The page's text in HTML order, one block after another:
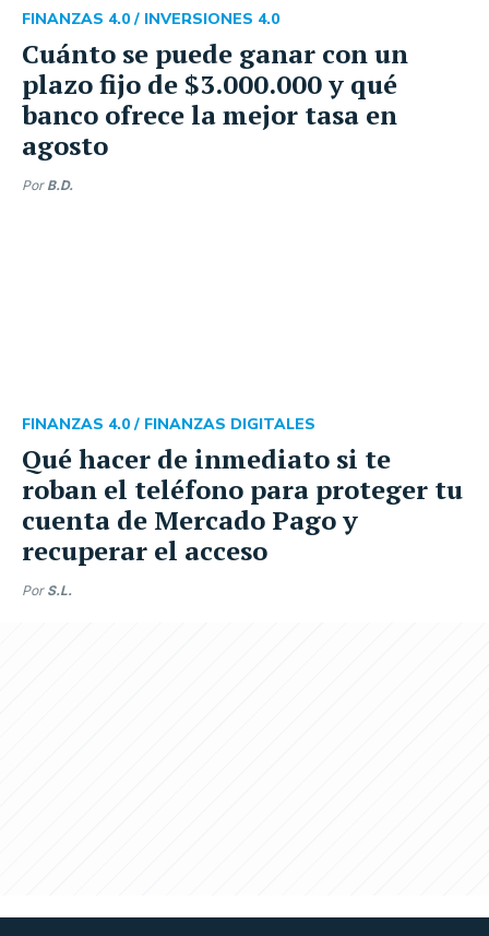
Cuánto se puede ganar con un
plazo fijo de $3.000.000 y qué
banco ofrece la mejor tasa en
agosto
FINANZAS 4.0 / INVERSIONES 4.0
Por B.D.
Qué hacer de inmediato si te
roban el teléfono para proteger tu
cuenta de Mercado Pago y
recuperar el acceso
FINANZAS 4.0 / FINANZAS DIGITALES
Por S.L.